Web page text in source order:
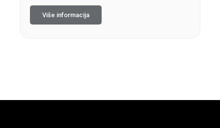
Više informacija